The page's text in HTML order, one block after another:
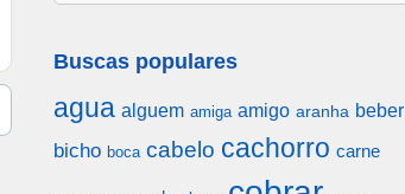
Buscas populares
agua alguem amiga amigo aranha beber
bicho boca cabelo cachorro carne